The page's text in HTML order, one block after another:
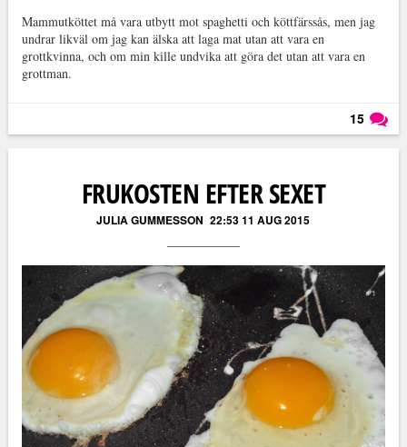
Mammutköttet må vara utbytt mot spaghetti och köttfärssås, men jag
undrar likväl om jag kan älska att laga mat utan att vara en
grottkvinna, och om min kille undvika att göra det utan att vara en
grottman.
15
FRUKOSTEN EFTER SEXET
JULIA GUMMESSON 22:53 11 AUG 2015